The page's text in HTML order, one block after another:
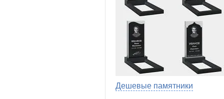
Дешевые памятники